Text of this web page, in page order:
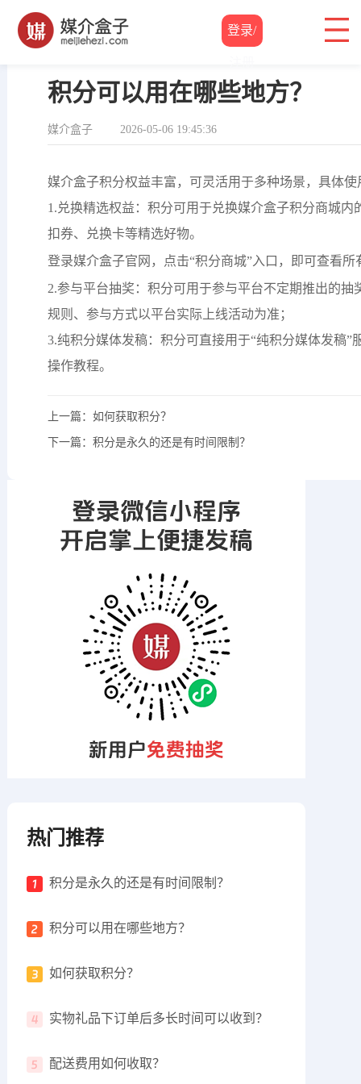
登录/
帮助中心 /积分规则/ 积分可以用在哪些地方？
积分可以用在哪些地方？
媒介盒子 2026-05-06 19:45:36
媒介盒子积分权益丰富，可灵活用于多种场景，具体使
1.兑换精选权益：积分可用于兑换媒介盒子积分商城
扣券、兑换卡等精选好物。
登录媒介盒子官网，点击“积分商城”入口，即可查看
2.参与平台抽奖：积分可用于参与平台不定期推出的
规则、参与方式以平台实际上线活动为准；
3.纯积分媒体发稿：积分可直接用于“纯积分媒体发稿
操作教程。
上一篇： 如何获取积分？
下一篇： 积分是永久的还是有时间限制？
热门推荐
积分是永久的还是有时间限制？
积分可以用在哪些地方？
如何获取积分？
实物礼品下订单后多长时间可以收到？
配送费用如何收取？